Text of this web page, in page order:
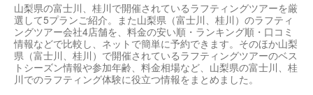
山梨県の富士川、桂川で開催されているラフティングツアーを厳
選して5プランご紹介。また山梨県（富士川、桂川）のラフティ
ングツアー会社4店舗を、料金の安い順・ランキング順・口コミ
情報などで比較し、ネットで簡単に予約できます。そのほか山梨
県（富士川、桂川）で開催されているラフティングツアーのベス
トシーズン情報や参加年齢、料金相場など、山梨県の富士川、桂
川でのラフティング体験に役立つ情報をまとめました。